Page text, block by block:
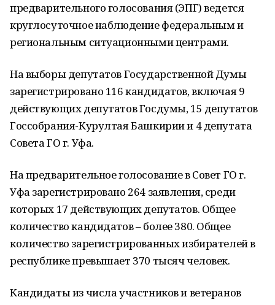
предварительного голосования (ЭПГ) ведется
круглосуточное наблюдение федеральным и
региональным ситуационными центрами.
На выборы депутатов Государственной Думы
зарегистрировано 116 кандидатов, включая 9
действующих депутатов Госдумы, 15 депутатов
Госсобрания-Курултая Башкирии и 4 депутата
Совета ГО г. Уфа.
На предварительное голосование в Совет ГО г.
Уфа зарегистрировано 264 заявления, среди
которых 17 действующих депутатов. Общее
количество кандидатов – более 380. Общее
количество зарегистрированных избирателей в
республике превышает 370 тысяч человек.
Кандидаты из числа участников и ветеранов